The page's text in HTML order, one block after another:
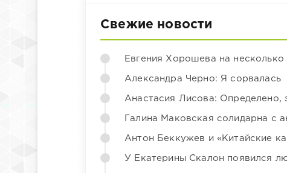
Свежие новости
Евгения Хорошева на несколько
Александра Черно: Я сорвалась
Анастасия Лисова: Определено,
Галина Маковская солидарна с
Антон Беккужев и «Китайские
У Екатерины Скалон появился